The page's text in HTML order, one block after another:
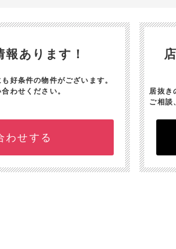
あります！
好条件の物件がございます。
わせください。
わせする
居抜き
ご相談